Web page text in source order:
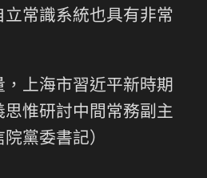
常識系統也具有非常
，上海市習近平新時期
思惟研討中間常務副主
黨委書記）